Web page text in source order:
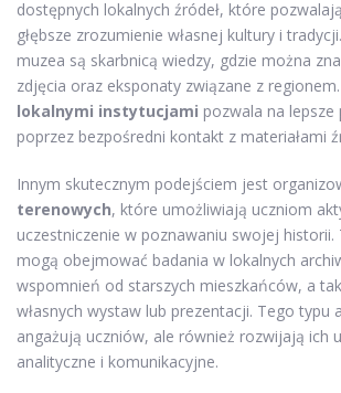
dostępnych lokalnych źródeł, które
głębsze zrozumienie własnej kultury i
muzea są skarbnicą wiedzy, gdzie można
zdjęcia oraz eksponaty związane z regionem.
lokalnymi instytucjami pozwala na
poprzez bezpośredni kontakt z materiałami
Innym skutecznym podejściem jest
terenowych, które umożliwiają uczniom
uczestniczenie w poznawaniu swojej
mogą obejmować badania w lokalnych
wspomnień od starszych mieszkańców, a
własnych wystaw lub prezentacji. Tego typu
angażują uczniów, ale również rozwijają ich
analityczne i komunikacyjne.